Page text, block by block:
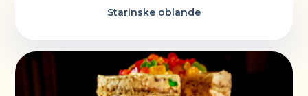
Starinske oblande